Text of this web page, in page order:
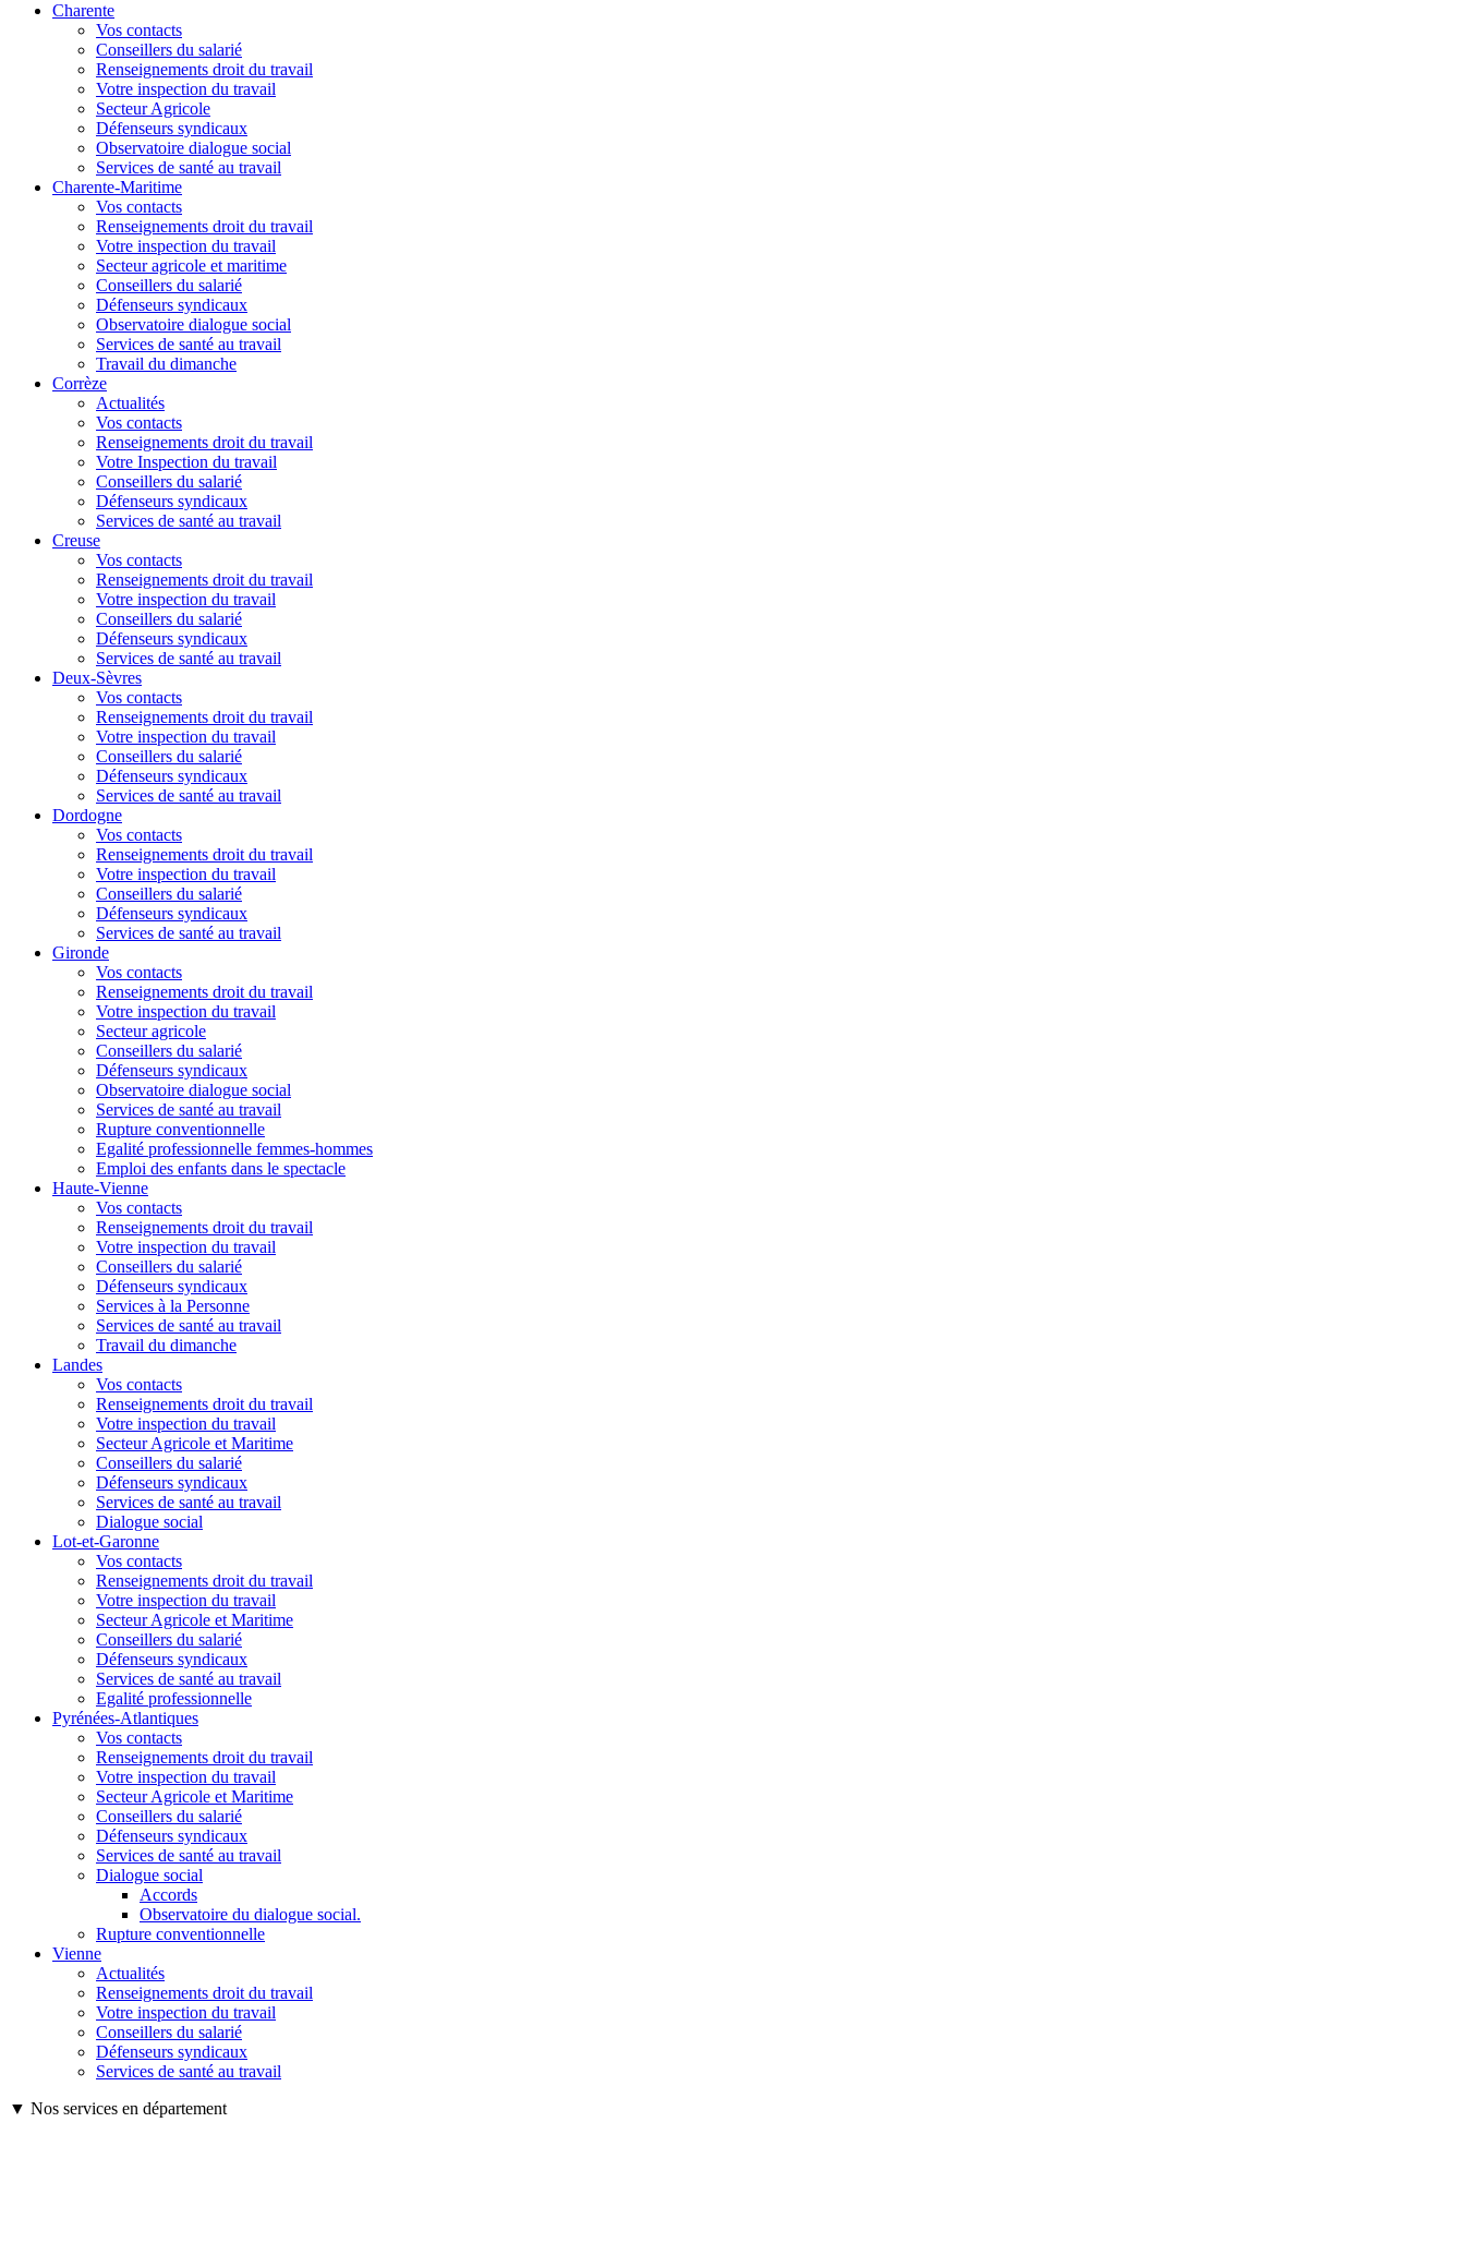
Charente
Vos contacts
Conseillers du salarié
Renseignements droit du travail
Votre inspection du travail
Secteur Agricole
Défenseurs syndicaux
Observatoire dialogue social
Services de santé au travail
Charente-Maritime
Vos contacts
Renseignements droit du travail
Votre inspection du travail
Secteur agricole et maritime
Conseillers du salarié
Défenseurs syndicaux
Observatoire dialogue social
Services de santé au travail
Travail du dimanche
Corrèze
Actualités
Vos contacts
Renseignements droit du travail
Votre Inspection du travail
Conseillers du salarié
Défenseurs syndicaux
Services de santé au travail
Creuse
Vos contacts
Renseignements droit du travail
Votre inspection du travail
Conseillers du salarié
Défenseurs syndicaux
Services de santé au travail
Deux-Sèvres
Vos contacts
Renseignements droit du travail
Votre inspection du travail
Conseillers du salarié
Défenseurs syndicaux
Services de santé au travail
Dordogne
Vos contacts
Renseignements droit du travail
Votre inspection du travail
Conseillers du salarié
Défenseurs syndicaux
Services de santé au travail
Gironde
Vos contacts
Renseignements droit du travail
Votre inspection du travail
Secteur agricole
Conseillers du salarié
Défenseurs syndicaux
Observatoire dialogue social
Services de santé au travail
Rupture conventionnelle
Egalité professionnelle femmes-hommes
Emploi des enfants dans le spectacle
Haute-Vienne
Vos contacts
Renseignements droit du travail
Votre inspection du travail
Conseillers du salarié
Défenseurs syndicaux
Services à la Personne
Services de santé au travail
Travail du dimanche
Landes
Vos contacts
Renseignements droit du travail
Votre inspection du travail
Secteur Agricole et Maritime
Conseillers du salarié
Défenseurs syndicaux
Services de santé au travail
Dialogue social
Lot-et-Garonne
Vos contacts
Renseignements droit du travail
Votre inspection du travail
Secteur Agricole et Maritime
Conseillers du salarié
Défenseurs syndicaux
Services de santé au travail
Egalité professionnelle
Pyrénées-Atlantiques
Vos contacts
Renseignements droit du travail
Votre inspection du travail
Secteur Agricole et Maritime
Conseillers du salarié
Défenseurs syndicaux
Services de santé au travail
Dialogue social
Accords
Observatoire du dialogue social.
Rupture conventionnelle
Vienne
Actualités
Renseignements droit du travail
Votre inspection du travail
Conseillers du salarié
Défenseurs syndicaux
Services de santé au travail
▼ Nos services en département